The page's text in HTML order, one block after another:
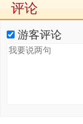
评论
游客评论